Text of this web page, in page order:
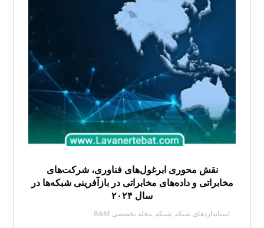
نقش محوری ابرغول‌های فناوری، شرکت‌های
مخابراتی و داده‌های مخابراتی در بازآفرینی شبکه‌ها در
سال ۲۰۲۴
استانداردهای شبکه, شبکه,مجله تخصصی R&M